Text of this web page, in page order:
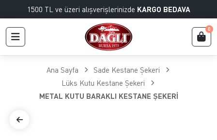
1500 TL ve üzeri alışverişlerinizde KARGO BEDAVA
0
Ana Sayfa
Sade Kestane Şekeri
Lüks Kutu Kestane Şekeri
METAL KUTU BARAKLI KESTANE ŞEKERİ